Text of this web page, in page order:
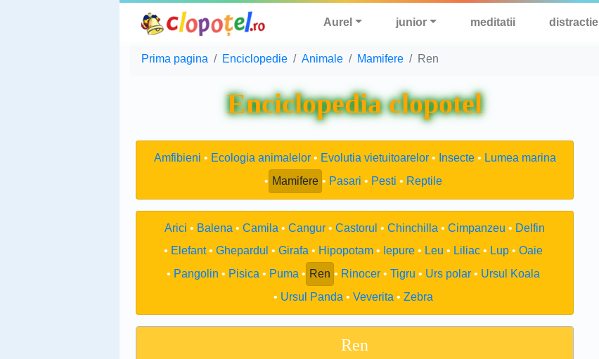
Aurel junior meditatii distractie
Prima pagina Enciclopedie Animale Mamifere Ren
Enciclopedia clopotel
Amfibieni Ecologia animalelor Evolutia vietuitoarelor Insecte
Lumea marina
Mamifere
Pasari Pesti Reptile
Arici Balena Camila Cangur Castorul Chinchilla Cimpanzeu
Delfin
Elefant
Ghepardul Girafa Hipopotam Iepure Leu Liliac Lup
Oaie
Pangolin
Pisica Puma Ren Rinocer Tigru Urs polar
Ursul Koala
Ursul Panda
Veverita Zebra
Ren